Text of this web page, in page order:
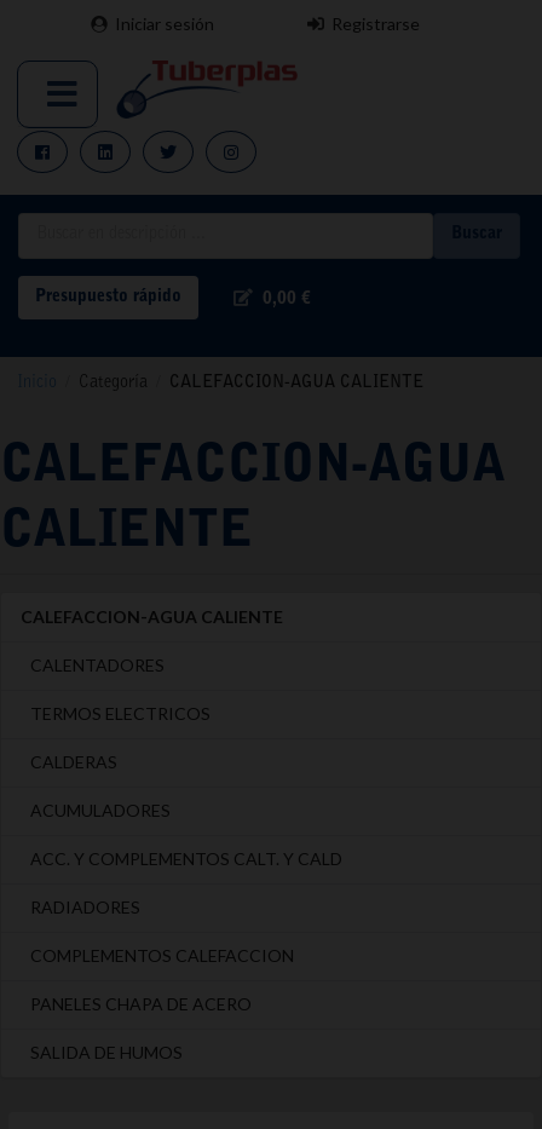
Iniciar sesión Registrarse
Presupuesto rápido 0,00 €
Categoría CALEFACCION-AGUA CALIENTE
CALEFACCION-AGUA
CALIENTE
CALEFACCION-AGUA CALIENTE
CALENTADORES
TERMOS ELECTRICOS
CALDERAS
ACUMULADORES
ACC. Y COMPLEMENTOS CALT. Y CALD
RADIADORES
COMPLEMENTOS CALEFACCION
PANELES CHAPA DE ACERO
SALIDA DE HUMOS